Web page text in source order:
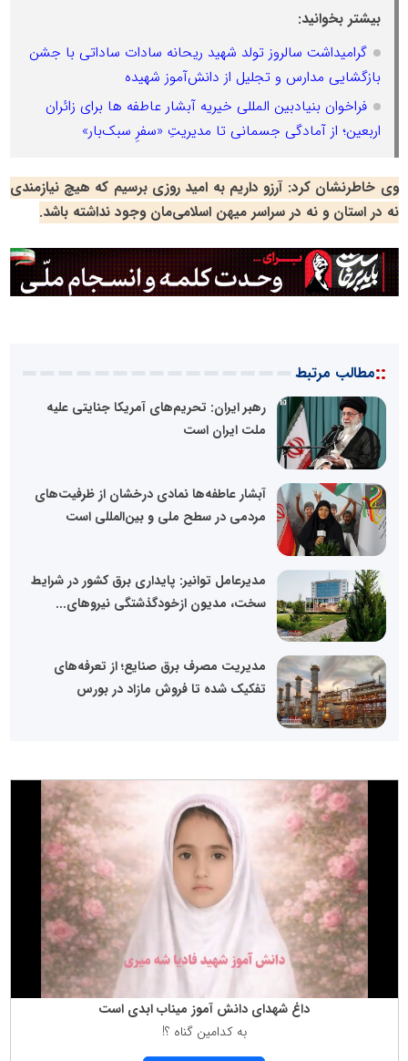
بیشتر بخوانید:
گرامیداشت سالروز تولد شهید ریحانه سادات ساداتی با جشن
بازگشایی مدارس و تجلیل از دانش‌آموز شهیده
فراخوان بنیادبین المللی خیریه آبشار عاطفه ها برای زائران
اربعین؛ از آمادگی جسمانی تا مدیریتِ «سفرِ سبک‌بار»
وی خاطرنشان کرد: آرزو داریم به امید روزی برسیم که هیچ نیازمندی
نه در استان و نه در سراسر میهن اسلامی‌مان وجود نداشته باشد.
::مطالب مرتبط
رهبر ایران: تحریم‌های آمریکا جنایتی علیه
ملت ایران است
آبشار عاطفه‌ها نمادی درخشان از ظرفیت‌های
مردمی در سطح ملی و بین‌المللی است
مدیرعامل توانیر: پایداری برق کشور در شرایط
سخت، مدیون ازخودگذشتگی نیروهای...
مدیریت مصرف برق صنایع؛ از تعرفه‌های
تفکیک‌ شده تا فروش مازاد در بورس
داغ شهدای دانش آموز میناب ابدی است
به كدامین گناه ؟!